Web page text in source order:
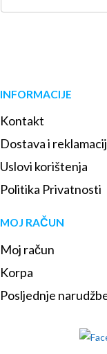
INFORMACIJE
Kontakt
Dostava i
Uslovi korištenja
Politika Privatnosti
MOJ RAČUN
Moj račun
Korpa
Posljednje